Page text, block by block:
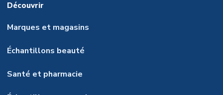
Découvrir
Marques et magasins
Échantillons beauté
Santé et pharmacie